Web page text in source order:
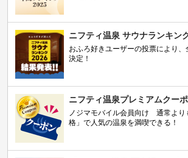
ニフティ温泉 サウナランキン
おふろ好きユーザーの投票により
決定！
ニフティ温泉プレミアムクー
ノジマモバイル会員向け 通常より
格」で人気の温泉を満喫できる！